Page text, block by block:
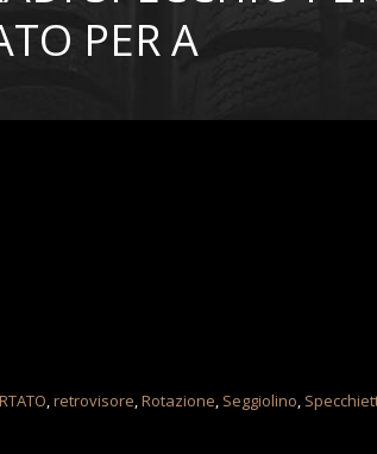
PER A
,retrovisore,Rotazione, Seggiolino,